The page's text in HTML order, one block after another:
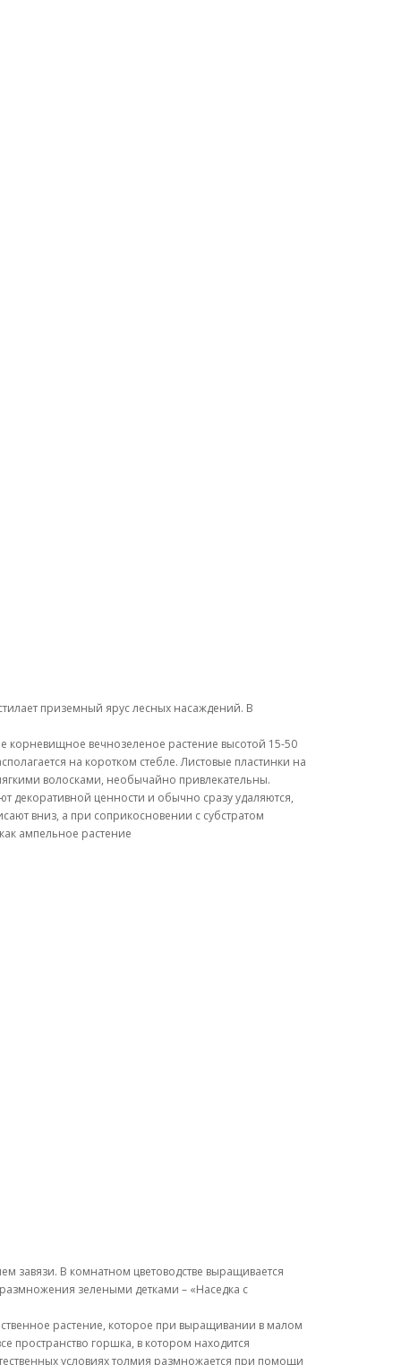
приземный ярус лесных насаждений. В
корневищное вечнозеленое растение высотой 15-50
на коротком стебле. Листовые пластинки на
волосками, необычайно привлекательны.
декоративной ценности и обычно сразу удаляются,
вниз, а при соприкосновении с субстратом
ампельное растение
завязи. В комнатном цветоводстве выращивается
зелеными детками – «Наседка с
растение, которое при выращивании в малом
пространство горшка, в котором находится
условиях толмия размножается при помощи